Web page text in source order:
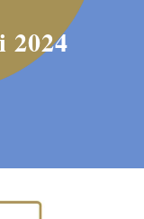
2024